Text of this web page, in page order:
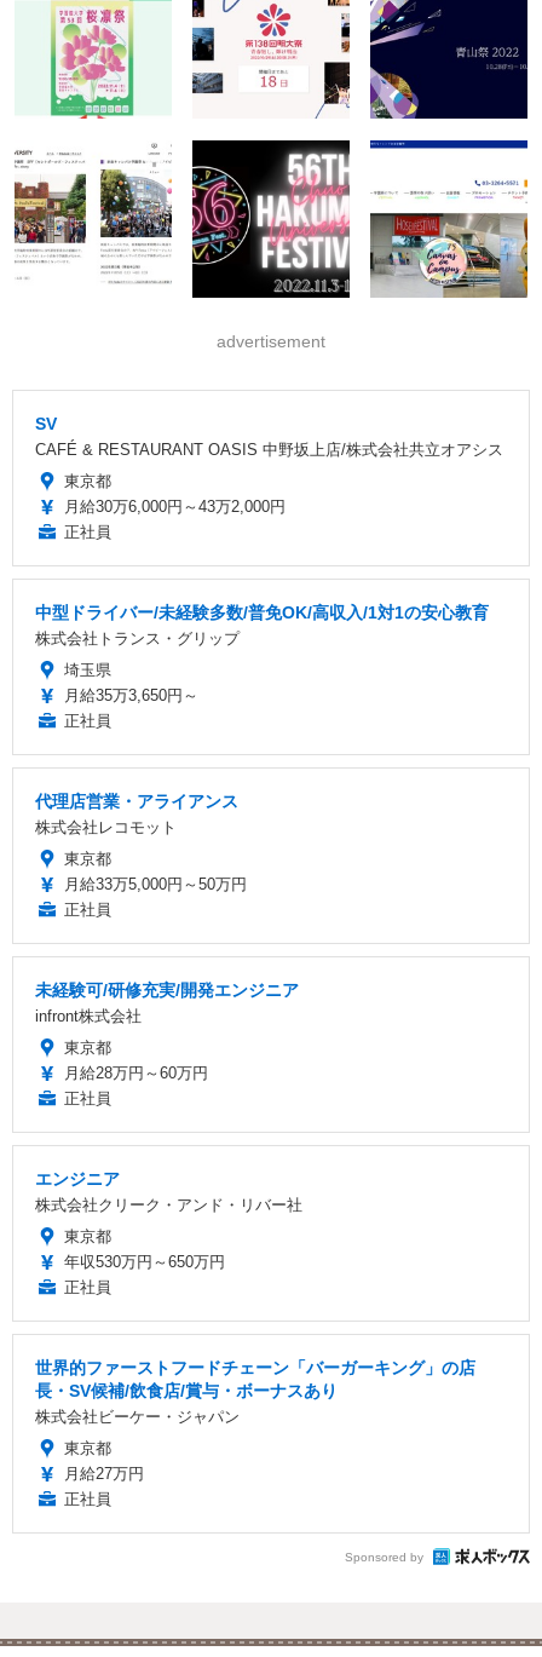
advertisement
SV
CAFÉ & RESTAURANT OASIS 中野坂上店/株式会社共立オアシス
東京都
月給30万6,000円～43万2,000円
正社員
中型ドライバー/未経験多数/普免OK/高収入/1対1の安心教育
株式会社トランス・グリップ
埼玉県
月給35万3,650円～
正社員
代理店営業・アライアンス
株式会社レコモット
東京都
月給33万5,000円～50万円
正社員
未経験可/研修充実/開発エンジニア
infront株式会社
東京都
月給28万円～60万円
正社員
エンジニア
株式会社クリーク・アンド・リバー社
東京都
年収530万円～650万円
正社員
世界的ファーストフードチェーン「バーガーキング」の店
長・SV候補/飲食店/賞与・ボーナスあり
株式会社ビーケー・ジャパン
東京都
月給27万円
正社員
Sponsored by